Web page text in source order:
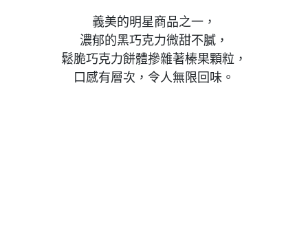
義美的明星商品之一，
濃郁的黑巧克力微甜不膩，
鬆脆巧克力餅體摻雜著榛果顆粒，
口感有層次，令人無限回味。